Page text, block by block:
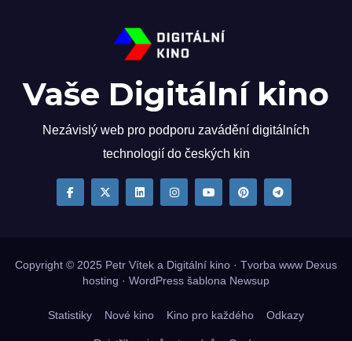
Vaše Digitální kino
Nezávislý web pro podporu zavádění digitálních
technologií do českých kin
Copyright © 2025 Petr Vítek a Digitální kino · Tvorba www Dexus
hosting · WordPress šablona Newsup
Statistiky Nové kino Kino pro každého Odkazy